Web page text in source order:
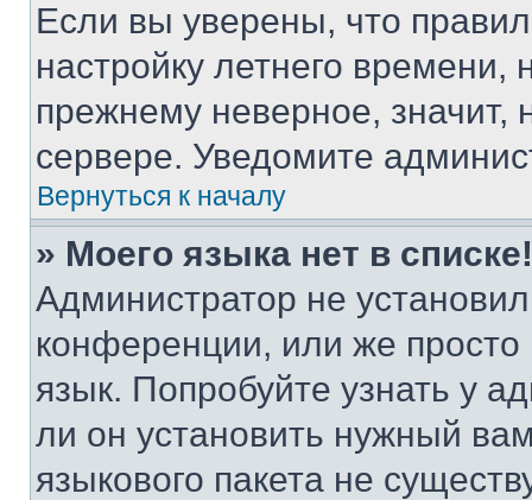
Если вы уверены, что
настройку летнего
прежнему неверное, значит,
сервере. Уведомите
Вернуться к началу
» Моего языка нет в списке!
Администратор не
конференции, или же
язык. Попробуйте узнать у
ли он установить нужный
языкового пакета не